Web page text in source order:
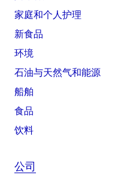
家庭和个人护理
新食品
环境
石油与天然气和能源
船舶
食品
饮料
公司